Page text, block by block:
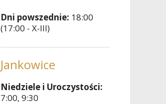
Dni powszednie: 18:00
(17:00 - X-III)
Jankowice
Niedziele i Uroczystości:
7:00, 9:30